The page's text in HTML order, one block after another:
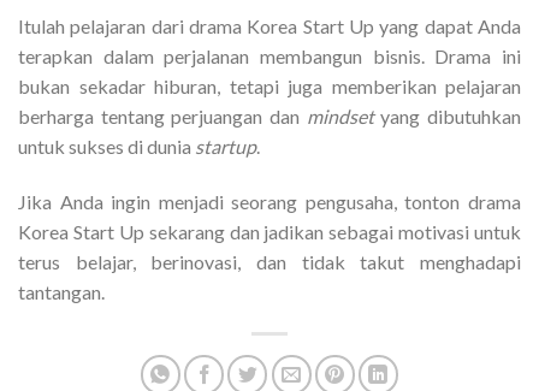
Itulah pelajaran dari drama Korea Start Up yang dapat Anda
terapkan dalam perjalanan membangun bisnis. Drama ini
bukan sekadar hiburan, tetapi juga memberikan pelajaran
berharga tentang perjuangan dan mindsetyang dibutuhkan
untuk sukses di dunia startup.
Jika Anda ingin menjadi seorang pengusaha, tonton drama
Korea Start Up sekarang dan jadikan sebagai motivasi untuk
terus belajar, berinovasi, dan tidak takut menghadapi
tantangan.